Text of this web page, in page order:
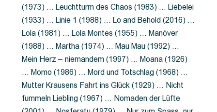
(1973) … Leuchtturm des Chaos (1983) … Liebelei
(1933) … Linie 1 (1988) … Lo and Behold (2016) …
Lola (1981) … Lola Montes (1955) … Manöver
(1988) … Martha (1974) … Mau Mau (1992) …
Mein Herz – niemandem (1997) … Moana (1926)
… Momo (1986) … Mord und Totschlag (1968) …
Mutter Krausens Fahrt ins Glück (1929) … Nicht
fummeln Liebling (1967) … Nomaden der Lüfte